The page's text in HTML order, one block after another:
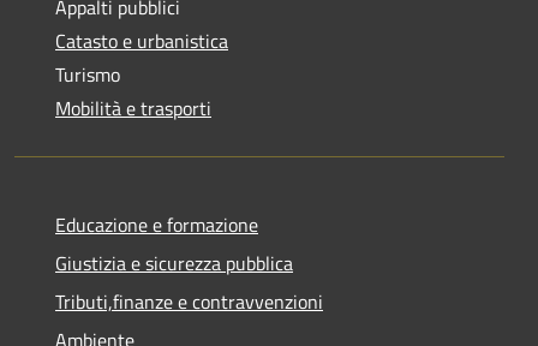
Appalti pubblici
Catasto e urbanistica
Turismo
Mobilità e trasporti
Educazione e formazione
Giustizia e sicurezza pubblica
Tributi,finanze e contravvenzioni